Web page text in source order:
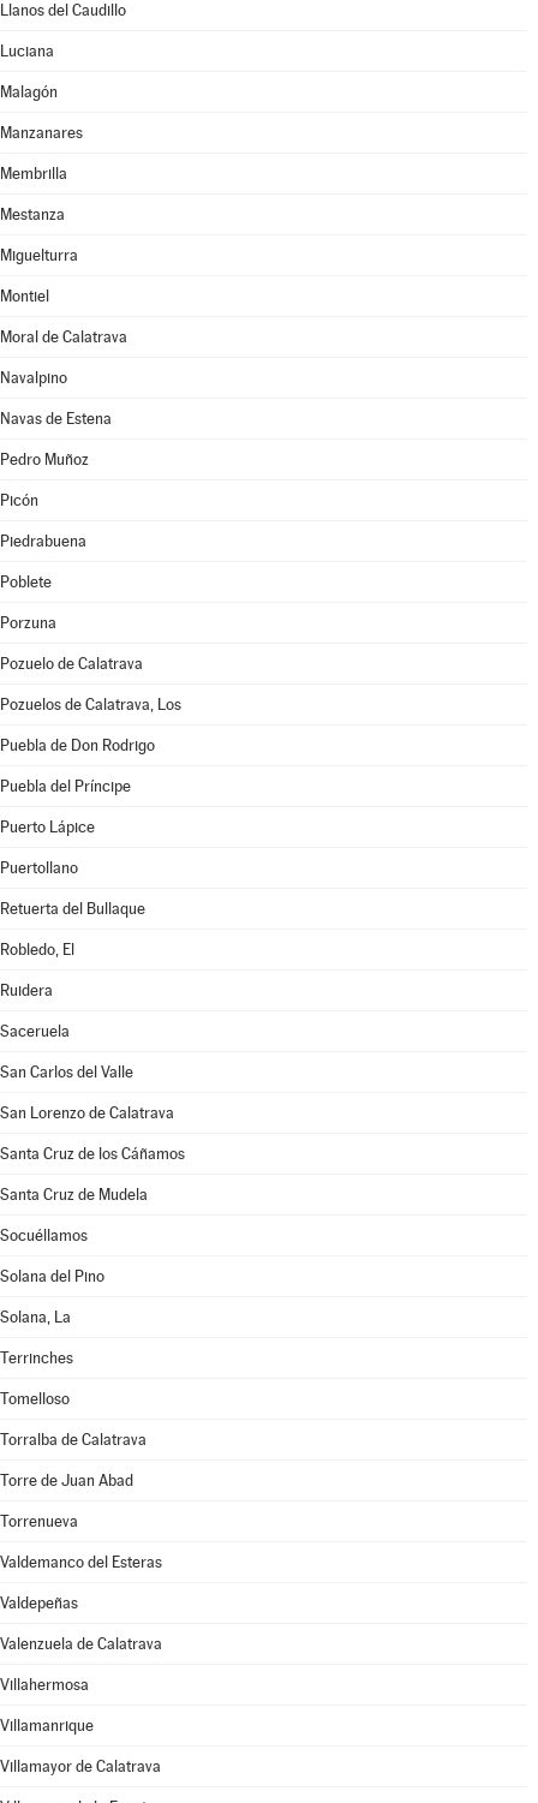
Llanos del Caudillo
Luciana
Malagón
Manzanares
Membrilla
Mestanza
Miguelturra
Montiel
Moral de Calatrava
Navalpino
Navas de Estena
Pedro Muñoz
Picón
Piedrabuena
Poblete
Porzuna
Pozuelo de Calatrava
Pozuelos de Calatrava, Los
Puebla de Don Rodrigo
Puebla del Príncipe
Puerto Lápice
Puertollano
Retuerta del Bullaque
Robledo, El
Ruidera
Saceruela
San Carlos del Valle
San Lorenzo de Calatrava
Santa Cruz de los Cáñamos
Santa Cruz de Mudela
Socuéllamos
Solana del Pino
Solana, La
Terrinches
Tomelloso
Torralba de Calatrava
Torre de Juan Abad
Torrenueva
Valdemanco del Esteras
Valdepeñas
Valenzuela de Calatrava
Villahermosa
Villamanrique
Villamayor de Calatrava